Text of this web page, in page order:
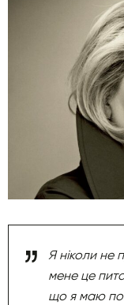
Я ніколи не
мене це
що я маю